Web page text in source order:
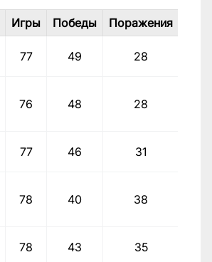
Игры Победы Поражения
77 49 28
76 48 28
77 46 31
78 40 38
78 43 35